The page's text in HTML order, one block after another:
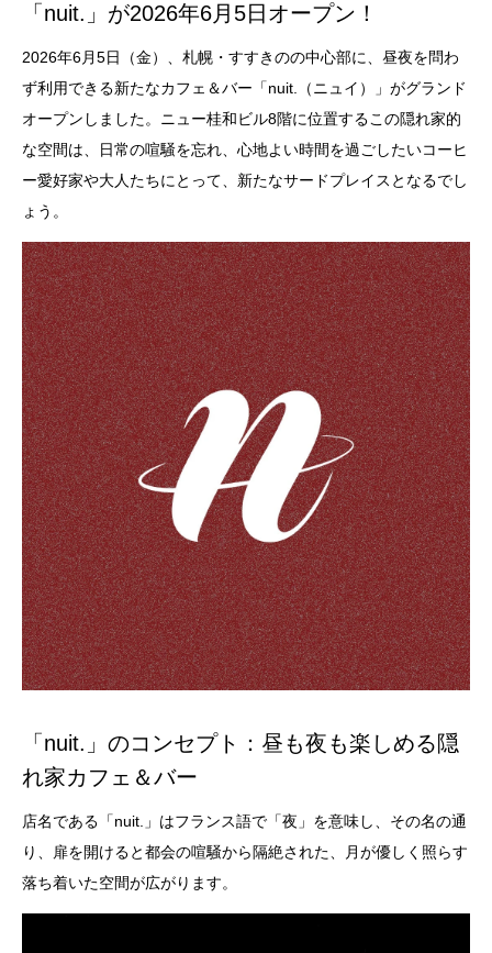
「nuit.」が2026年6月5日オープン！
2026年6月5日（金）、札幌・すすきのの中心部に、昼夜を問わ
ず利用できる新たなカフェ＆バー「nuit.（ニュイ）」がグランド
オープンしました。ニュー桂和ビル8階に位置するこの隠れ家的
な空間は、日常の喧騒を忘れ、心地よい時間を過ごしたいコーヒ
ー愛好家や大人たちにとって、新たなサードプレイスとなるでし
ょう。
「nuit.」のコンセプト：昼も夜も楽しめる隠
れ家カフェ＆バー
店名である「nuit.」はフランス語で「夜」を意味し、その名の通
り、扉を開けると都会の喧騒から隔絶された、月が優しく照らす
落ち着いた空間が広がります。